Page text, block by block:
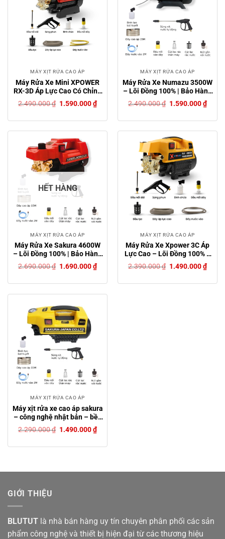
MÁY XỊT RỬA CAO ÁP
Máy Rửa Xe Mini XPOWER
RX-3D Áp Lực Cao Có Chỉnh
Áp, Lõi Đồng Cực Khỏe –
tặng kèm bình bọt tuyết
2.490.000₫ Giá
2.490.000 ₫.
1.590.000₫Giá
hiện
là:
1.590.000 ₫.
MÁY XỊT RỬA CAO ÁP
Máy Rửa Xe Numazu 3500W
– Lõi Đồng 100% | Bảo Hành
12 Tháng | Tặng Kèm Bình
Bọt Tuyết
2.490.000₫ Giá
2.490.000 ₫.
1.590.000₫Giá
hiện
là:
HẾT HÀNG
MÁY XỊT RỬA CAO ÁP
Máy Rửa Xe Sakura 4600W
– Lõi Đồng 100% | Bảo Hành
12 Tháng | Tặng Kèm Bình
Bọt Tuyết
2.690.000₫ Giá
2.690.000 ₫.
1.690.000₫Giá
hiện
là:
MÁY XỊT RỬA CAO ÁP
Máy Rửa Xe Xpower 3C Áp
Lực Cao – Lõi Đồng 100% –
Máy Rửa Xe Mini Bảo Hành
12 Tháng – Máy Xịt Rửa Gia
2.390.000₫ Giá
2.390.000 ₫.
1.490.000₫Giá
hiện
là:
MÁY XỊT RỬA CAO ÁP
Máy xịt rửa xe cao áp sakura
– công nghệ nhật bản – bền
bỉ, mạnh mẽ, thiết kế chống
hở điện an toàn
2.290.000₫ Giá
2.290.000 ₫.
1.490.000₫Giá
hiện
là:
GIỚI THIỆU
BLUTUT là nhà bán hàng uy tín chuyên phân phối các sản
phẩm công nghệ và thiết bị hiện đại từ các thương hiệu